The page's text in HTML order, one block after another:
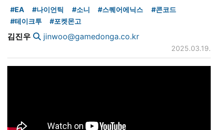
#EA #나이언틱 #소니 #스퀘어에닉스
#콘코드
#테이크투
#포켓몬고
김진우 jinwoo@gamedonga.co.kr
2025.03.19.